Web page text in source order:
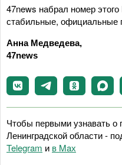
47news набрал номер
стабильные, официальные
Анна Медведева,
47news
Чтобы первыми узнавать о
Ленинградской области -
Telegram и в Maх